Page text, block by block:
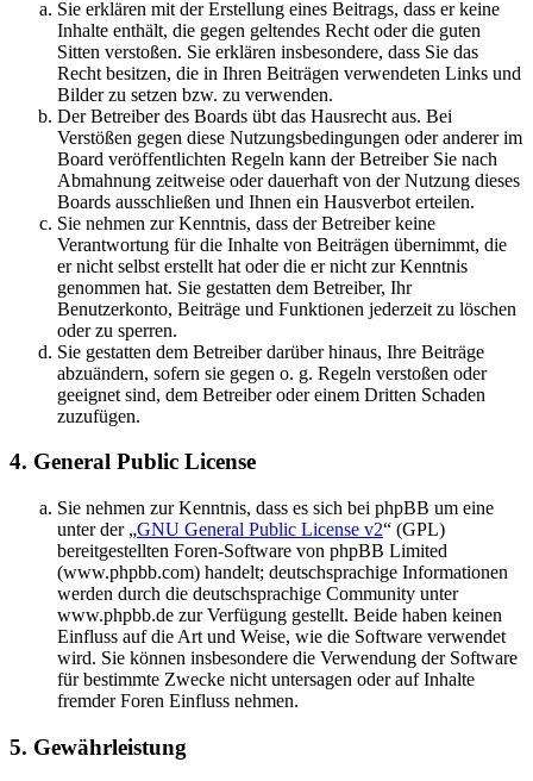
Sie erklären mit der Erstellung eines Beitrags, dass er keine
Inhalte enthält, die gegen geltendes Recht oder die guten
Sitten verstoßen. Sie erklären insbesondere, dass Sie das
Recht besitzen, die in Ihren Beiträgen verwendeten Links und
Bilder zu setzen bzw. zu verwenden.
Der Betreiber des Boards übt das Hausrecht aus. Bei
Verstößen gegen diese Nutzungsbedingungen oder anderer im
Board veröffentlichten Regeln kann der Betreiber Sie nach
Abmahnung zeitweise oder dauerhaft von der Nutzung dieses
Boards ausschließen und Ihnen ein Hausverbot erteilen.
Sie nehmen zur Kenntnis, dass der Betreiber keine
Verantwortung für die Inhalte von Beiträgen übernimmt, die
er nicht selbst erstellt hat oder die er nicht zur Kenntnis
genommen hat. Sie gestatten dem Betreiber, Ihr
Benutzerkonto, Beiträge und Funktionen jederzeit zu löschen
oder zu sperren.
Sie gestatten dem Betreiber darüber hinaus, Ihre Beiträge
abzuändern, sofern sie gegen o. g. Regeln verstoßen oder
geeignet sind, dem Betreiber oder einem Dritten Schaden
zuzufügen.
4. General Public License
Sie nehmen zur Kenntnis, dass es sich bei phpBB um eine
unter der „GNU General Public License v2“ (GPL)
bereitgestellten Foren-Software von phpBB Limited
(www.phpbb.com) handelt; deutschsprachige Informationen
werden durch die deutschsprachige Community unter
www.phpbb.de zur Verfügung gestellt. Beide haben keinen
Einfluss auf die Art und Weise, wie die Software verwendet
wird. Sie können insbesondere die Verwendung der Software
für bestimmte Zwecke nicht untersagen oder auf Inhalte
fremder Foren Einfluss nehmen.
5. Gewährleistung